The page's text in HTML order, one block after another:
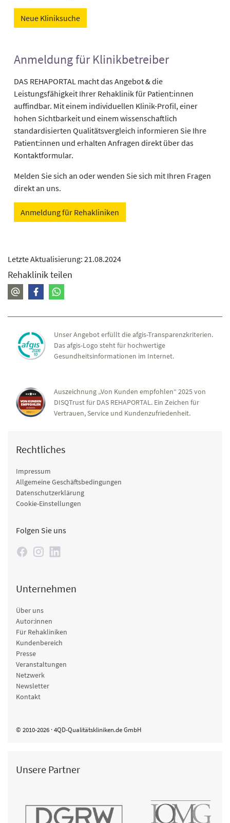
Neue Kliniksuche
Anmeldung für Klinikbetreiber
DAS REHAPORTAL macht das Angebot & die
Leistungsfähigkeit Ihrer Rehaklinik für Patient:innen
auffindbar. Mit einem individuellen Klinik-Profil, einer
hohen Sichtbarkeit und einem wissenschaftlich
standardisierten Qualitätsvergleich informieren Sie Ihre
Patient:innen und erhalten Anfragen direkt über das
Kontaktformular.
Melden Sie sich an oder wenden Sie sich mit Ihren Fragen
direkt an uns.
Anmeldung für Rehakliniken
Letzte Aktualisierung: 21.08.2024
Rehaklinik teilen
Unser Angebot erfüllt die afgis-Transparenzkriterien.
Das afgis-Logo steht für hochwertige
Gesundheitsinformationen im Internet.
Auszeichnung „Von Kunden empfohlen“ 2025 von
DISQTrust für DAS REHAPORTAL. Ein Zeichen für
Vertrauen, Service und Kundenzufriedenheit.
Rechtliches
Impressum
Allgemeine Geschäftsbedingungen
Datenschutzerklärung
Cookie-Einstellungen
Folgen Sie uns
Unternehmen
Über uns
Autor:innen
Für Rehakliniken
Kundenbereich
Presse
Veranstaltungen
Netzwerk
Newsletter
Kontakt
© 2010-2026 · 4QD-Qualitätskliniken.de GmbH
Unsere Partner